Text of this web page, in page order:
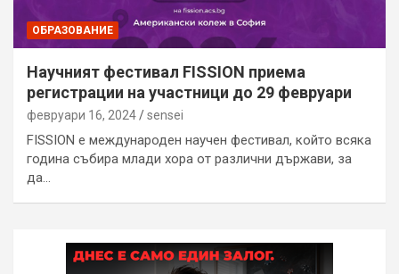
ОБРАЗОВАНИЕ
Научният фестивал FISSION приема
регистрации на участници до 29 февруари
февруари 16, 2024 sensei
FISSION е международен научен фестивал, който всяка
година събира млади хора от различни държави, за
да…